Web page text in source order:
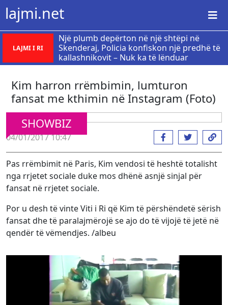
lajmi.net
LAJMI I RI
Një plumb depërton në një shtëpi në
Skenderaj, Policia konfiskon një predhë të
kallashnikovit – Nuk ka të lënduar
Kim harron rrëmbimin, lumturon
fansat me kthimin në Instagram (Foto)
SHOWBIZ
04/01/2017 10:47
Pas rrëmbimit në Paris, Kim vendosi të heshtë totalisht
nga rrjetet sociale duke mos dhënë asnjë sinjal për
fansat në rrjetet sociale.
Por u desh të vinte Viti i Ri që Kim të përshëndetë sërish
fansat dhe të paralajmërojë se ajo do të vijojë të jetë në
qendër të vëmendjes. /albeu